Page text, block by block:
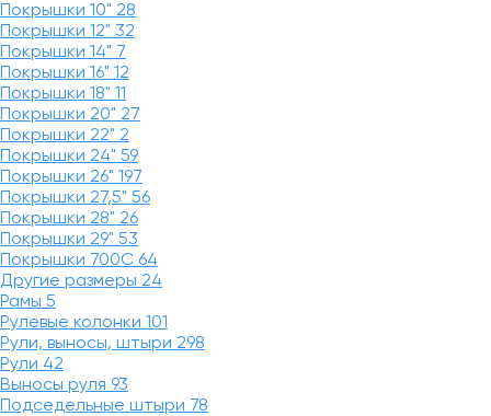
Покрышки 10" 28
Покрышки 12" 32
Покрышки 14" 7
Покрышки 16" 12
Покрышки 18" 11
Покрышки 20" 27
Покрышки 22" 2
Покрышки 24" 59
Покрышки 26" 197
Покрышки 27,5" 56
Покрышки 28" 26
Покрышки 29" 53
Покрышки 700C 64
Другие размеры 24
Рамы 5
Рулевые колонки 101
Рули, выносы, штыри 298
Рули 42
Выносы руля 93
Подседельные штыри 78